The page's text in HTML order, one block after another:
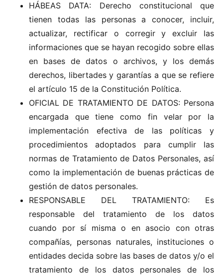
HÁBEAS DATA: Derecho constitucional que
tienen todas las personas a conocer, incluir,
actualizar, rectificar o corregir y excluir las
informaciones que se hayan recogido sobre ellas
en bases de datos o archivos, y los demás
derechos, libertades y garantías a que se refiere
el artículo 15 de la Constitución Política.
OFICIAL DE TRATAMIENTO DE DATOS: Persona
encargada que tiene como fin velar por la
implementación efectiva de las políticas y
procedimientos adoptados para cumplir las
normas de Tratamiento de Datos Personales, así
como la implementación de buenas prácticas de
gestión de datos personales.
RESPONSABLE DEL TRATAMIENTO: Es
responsable del tratamiento de los datos
cuando por sí misma o en asocio con otras
compañías, personas naturales, instituciones o
entidades decida sobre las bases de datos y/o el
tratamiento de los datos personales de los